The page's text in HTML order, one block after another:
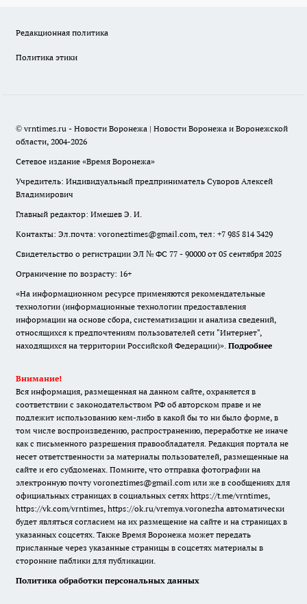
Редакционная политика
Политика этики
© vrntimes.ru - Новости Воронежа | Новости Воронежа и Воронежской
области, 2004-2026
Сетевое издание «Время Воронежа»
Учредитель: Индивидуальный предприниматель Суворов Алексей
Владимирович
Главный редактор: Имешев Э. И.
Контакты: Эл.почта: voroneztimes@gmail.com, тел: +7 985 814 3429
Свидетельство о регистрации ЭЛ № ФС 77 - 90000 от 05 сентября 2025
Ограничение по возрасту: 16+
«На информационном ресурсе применяются рекомендательные
технологии (информационные технологии предоставления
информации на основе сбора, систематизации и анализа сведений,
относящихся к предпочтениям пользователей сети "Интернет",
находящихся на территории Российской Федерации)». Подробнее
Внимание!
Вся информация, размещенная на данном сайте, охраняется в
соответствии с законодательством РФ об авторском праве и не
подлежит использованию кем-либо в какой бы то ни было форме, в
том числе воспроизведению, распространению, переработке не иначе
как с письменного разрешения правообладателя. Редакция портала не
несет ответственности за материалы пользователей, размещенные на
сайте и его субдоменах. Помните, что отправка фотографии на
электронную почту voroneztimes@gmail.com или же в сообщениях для
официальных страницах в социальных сетях https://t.me/vrntimes,
https://vk.com/vrntimes, https://ok.ru/vremya.voronezha автоматически
будет являться согласием на их размещение на сайте и на страницах в
указанных соцсетях. Также Время Воронежа может передать
присланные через указанные страницы в соцсетях материалы в
сторонние паблики для публикации.
Политика обработки персональных данных